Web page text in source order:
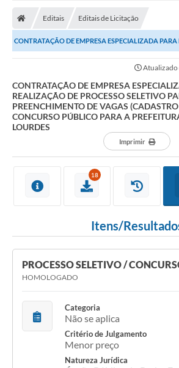
Editais
Telefones Úteis
Turismo
Acesso a Informação
REQUERIMENTO DE RESTITUIÇÃO DA TAXA
ORÇAMENTO PARTICIPATIVO MUNICIPAL 2025
Holerite online
Meio Ambiente
Editais Editais de Licitação
CONTRATAÇÃO DE EMPRESA ESPECIALIZADA
Atualizado
CONTRATAÇÃO DE EMPRESA
REALIZAÇÃO DE PROCESSO SELETIVO
PREENCHIMENTO DE VAGAS (CADASTRO
CONCURSO PÚBLICO PARA A
LOURDES
Imprimir
18
Itens/
PROCESSO SELETIVO /
HOMOLOGADO
Categoria
Não se aplica
Critério de Julgamento
Menor preço
Natureza Jurídica